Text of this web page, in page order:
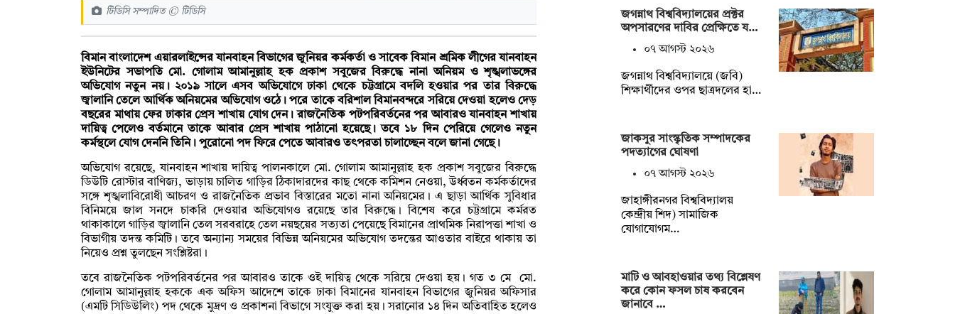
টিডিসি সম্পাদিত © টিডিসি
বিমান বাংলাদেশ এয়ারলাইন্সের যানবাহন বিভাগের জুনিয়র কর্মকর্তা ও সাবেক বিমান শ্রমিক লীগের যানবাহন
ইউনিটের সভাপতি মো. গোলাম আমানুল্লাহ হক প্রকাশ সবুজের বিরুদ্ধে নানা অনিয়ম ও শৃঙ্খলাভঙ্গের
অভিযোগ নতুন নয়। ২০১৯ সালে এসব অভিযোগে ঢাকা থেকে চট্টগ্রামে বদলি হওয়ার পর তার বিরুদ্ধে
জ্বালানি তেলে আর্থিক অনিয়মের অভিযোগ ওঠে। পরে তাকে বরিশাল বিমানবন্দরে সরিয়ে দেওয়া হলেও দেড়
বছরের মাথায় ফের ঢাকার প্রেস শাখায় যোগ দেন। রাজনৈতিক পটপরিবর্তনের পর আবারও যানবাহন শাখায়
দায়িত্ব পেলেও বর্তমানে তাকে আবার প্রেস শাখায় পাঠানো হয়েছে। তবে ১৮ দিন পেরিয়ে গেলেও নতুন
কর্মস্থলে যোগ দেননি তিনি। পুরোনো পদ ফিরে পেতে আবারও তৎপরতা চালাচ্ছেন বলে জানা গেছে।
অভিযোগ রয়েছে, যানবাহন শাখায় দায়িত্ব পালনকালে মো. গোলাম আমানুল্লাহ হক প্রকাশ সবুজের বিরুদ্ধে
ডিউটি রোস্টার বাণিজ্য, ভাড়ায় চালিত গাড়ির ঠিকাদারদের কাছ থেকে কমিশন নেওয়া, উর্ধ্বতন কর্মকর্তাদের
সঙ্গে শৃঙ্খলাবিরোধী আচরণ ও রাজনৈতিক প্রভাব বিস্তারের মতো নানা অনিয়মের। এ ছাড়া আর্থিক সুবিধার
বিনিময়ে জাল সনদে চাকরি দেওয়ার অভিযোগও রয়েছে তার বিরুদ্ধে। বিশেষ করে চট্টগ্রামে কর্মরত
থাকাকালে গাড়ির জ্বালানি তেল সরবরাহে তেল নয়ছয়ের সত্যতা পেয়েছে বিমানের প্রাথমিক নিরাপত্তা শাখা ও
বিভাগীয় তদন্ত কমিটি। তবে অন্যান্য সময়ের বিভিন্ন অনিয়মের অভিযোগ তদন্তের আওতার বাইরে থাকায় তা
নিয়েও প্রশ্ন তুলছেন সংশ্লিষ্টরা।
তবে রাজনৈতিক পটপরিবর্তনের পর আবারও তাকে ওই দায়িত্ব থেকে সরিয়ে দেওয়া হয়। গত ৩ মে মো.
গোলাম আমানুল্লাহ হককে এক অফিস আদেশে তাকে ঢাকা বিমানের যানবাহন বিভাগের জুনিয়র অফিসার
(এমটি সিডিউলিং) পদ থেকে মুদ্রণ ও প্রকাশনা বিভাগে সংযুক্ত করা হয়। সরানোর ১৪ দিন অতিবাহিত হলেও
জগন্নাথ বিশ্ববিদ্যালয়ের প্রক্টর
অপসারণের দাবির প্রেক্ষিতে য…
০৭ আগস্ট ২০২৬
জগন্নাথ বিশ্ববিদ্যালয়ে (জবি)
শিক্ষার্থীদের ওপর ছাত্রদলের হা…
জাকসুর সাংস্কৃতিক সম্পাদকের
পদত্যাগের ঘোষণা
০৭ আগস্ট ২০২৬
‎জাহাঙ্গীরনগর বিশ্ববিদ্যালয়
কেন্দ্রীয় শিদ) সামাজিক
যোগাযোগম…
মাটি ও আবহাওয়ার তথ্য বিশ্লেষণ
করে কোন ফসল চাষ করবেন
জানাবে …